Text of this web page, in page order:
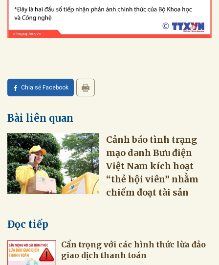
Chia sẻ Facebook
Bài liên quan
Cảnh báo tình trạng
mạo danh Bưu điện
Việt Nam kích hoạt
“thẻ hội viên” nhằm
chiếm đoạt tài sản
Đọc tiếp
Cẩn trọng với các hình thức lừa đảo
giao dịch thanh toán